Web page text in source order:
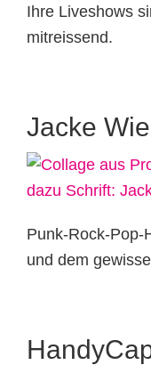
Ihre Liveshows
mitreissend.
Jacke
Punk-Rock-Pop-
und dem